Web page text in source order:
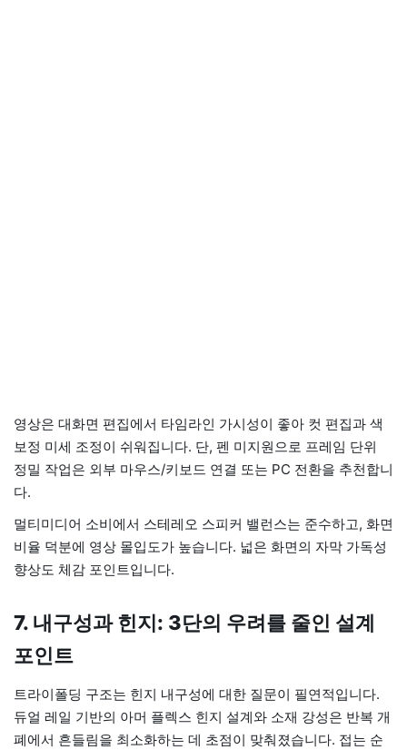
영상은 대화면 편집에서 타임라인 가시성이 좋아 컷 편집과 색
보정 미세 조정이 쉬워집니다. 단, 펜 미지원으로 프레임 단위
정밀 작업은 외부 마우스/키보드 연결 또는 PC 전환을 추천합니
다.
멀티미디어 소비에서 스테레오 스피커 밸런스는 준수하고, 화면
비율 덕분에 영상 몰입도가 높습니다. 넓은 화면의 자막 가독성
향상도 체감 포인트입니다.
7. 내구성과 힌지: 3단의 우려를 줄인 설계
포인트
트라이폴딩 구조는 힌지 내구성에 대한 질문이 필연적입니다.
듀얼 레일 기반의 아머 플렉스 힌지 설계와 소재 강성은 반복 개
폐에서 흔들림을 최소화하는 데 초점이 맞춰졌습니다. 접는 순